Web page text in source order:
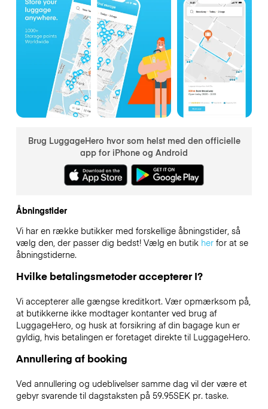
Brug LuggageHero hvor som helst med den officielle
app for iPhone og Android
Åbningstider
Vi har en række butikker med forskellige åbningstider, så
vælg den, der passer dig bedst! Vælg en butik herfor at se
åbningstiderne.
Hvilke betalingsmetoder accepterer I?
Vi accepterer alle gængse kreditkort. Vær opmærksom på,
at butikkerne ikke modtager kontanter ved brug af
LuggageHero, og husk at forsikring af din bagage kun er
gyldig, hvis betalingen er foretaget direkte til LuggageHero.
Annullering af booking
Ved annullering og udeblivelser samme dag vil der være et
gebyr svarende til dagstaksten på 59.95SEK pr. taske.